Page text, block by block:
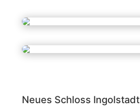
Neues Schloss Ingolstadt